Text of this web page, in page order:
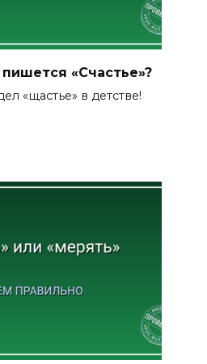
«Счастье»?
«щастье» в детстве!